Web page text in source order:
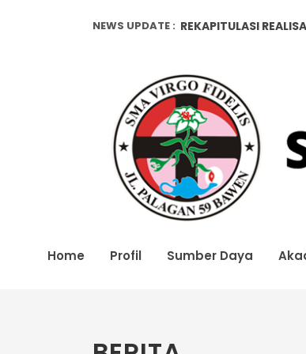
NEWS UPDATE : REKAPITULASI
REKAPITULASI
Home Profil Sumber Daya